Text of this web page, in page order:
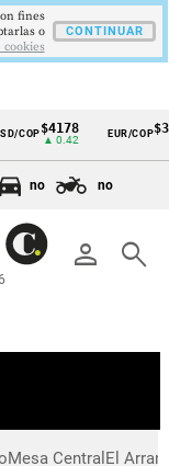
COP$4178
▲ 0.42
EUR/COP
no no
person search
Mesa Central El
fines
o
cookies
CONTINUAR